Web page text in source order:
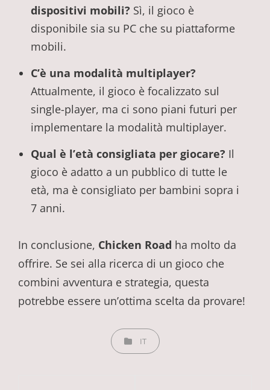
dispositivi mobili? Sì, il gioco è
disponibile sia su PC che su piattaforme
mobili.
C’è una modalità multiplayer?
Attualmente, il gioco è focalizzato sul
single-player, ma ci sono piani futuri per
implementare la modalità multiplayer.
Qual è l’età consigliata per giocare? Il
gioco è adatto a un pubblico di tutte le
età, ma è consigliato per bambini sopra i
7 anni.
In conclusione, Chicken Road ha molto da
offrire. Se sei alla ricerca di un gioco che
combini avventura e strategia, questa
potrebbe essere un’ottima scelta da provare!
CATEGORIES
IT